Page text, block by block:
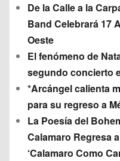
De la Calle a la
Band Celebrará 17
Oeste
El fenómeno de
segundo concierto
*Arcángel calienta
para su regreso a
La Poesía del
Calamaro Regresa
‘Calamaro Como